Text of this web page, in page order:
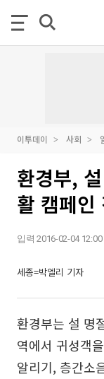
이투데이 사회
환경부,
활 캠페인
입력 2016-02-04 12:00
세종=박엘리 기자
환경부는 설 명
역에서 귀성객
알리기, 층간소